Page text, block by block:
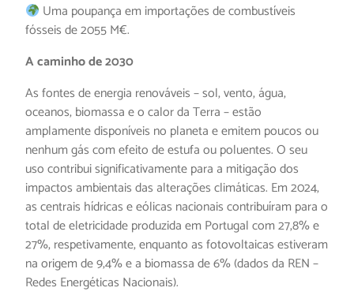
Uma poupança em importações de combustíveis
fósseis de 2055 M€.
A caminho de 2030
As fontes de energia renováveis – sol, vento, água,
oceanos, biomassa e o calor da Terra – estão
amplamente disponíveis no planeta e emitem poucos ou
nenhum gás com efeito de estufa ou poluentes. O seu
uso contribui significativamente para a mitigação dos
impactos ambientais das alterações climáticas. Em 2024,
as centrais hídricas e eólicas nacionais contribuíram para o
total de eletricidade produzida em Portugal com 27,8% e
27%, respetivamente, enquanto as fotovoltaicas estiveram
na origem de 9,4% e a biomassa de 6% (dados da REN –
Redes Energéticas Nacionais).